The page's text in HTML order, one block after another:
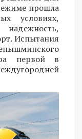
прошла
условиях,
Испытания
первой в